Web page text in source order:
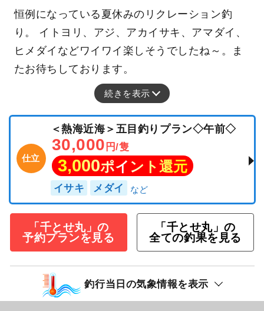
恒例になっている夏休みのリクレーション釣
り。 イトヨリ、アジ、アカイサキ、アマダイ、
ヒメダイなどワイワイ楽しそうでしたね～。ま
たお待ちしております。
続きを表示
仕立
＜熱海近海＞五目釣りプラン◇午前◇
30,000 円/隻
3,000ポイント還元
イサキ メダイ
「千とせ丸」の
予約プランを見る
「千とせ丸」の
全ての釣果を見る
釣行当日の気象情報を表示